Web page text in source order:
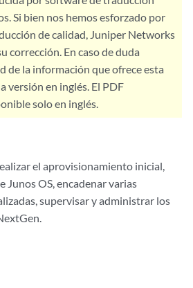
Si bien nos hemos esforzado por
de calidad, Juniper Networks
corrección. En caso de duda
de la información que ofrece esta
versión en inglés. El PDF
solo en inglés.
el aprovisionamiento inicial,
Junos OS, encadenar varias
supervisar y administrar los